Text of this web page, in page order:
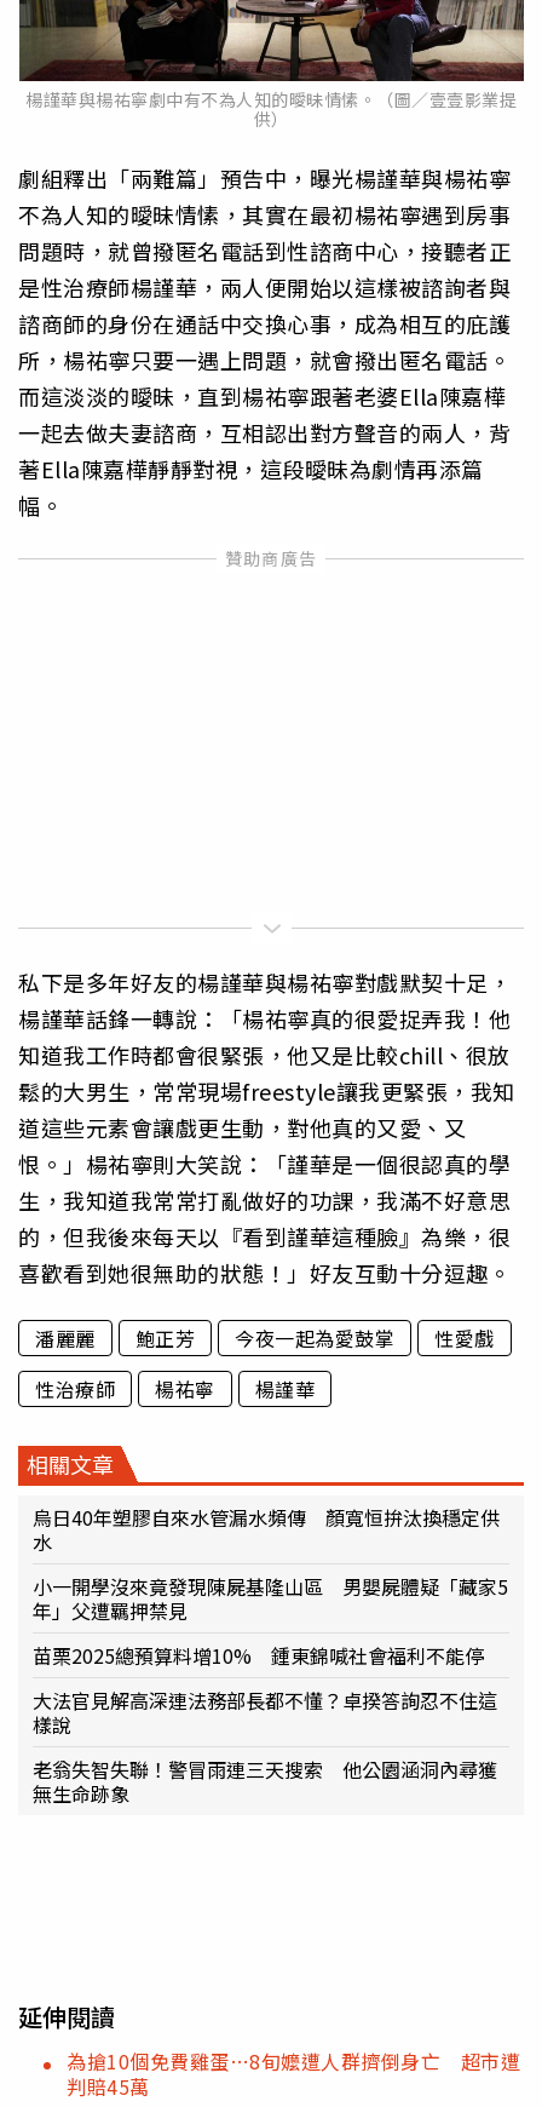
楊謹華與楊祐寧劇中有不為人知的曖昧情愫。（圖／壹壹影業提
供）
劇組釋出「兩難篇」預告中，曝光楊謹華與楊祐寧
不為人知的曖昧情愫，其實在最初楊祐寧遇到房事
問題時，就曾撥匿名電話到性諮商中心，接聽者正
是性治療師楊謹華，兩人便開始以這樣被諮詢者與
諮商師的身份在通話中交換心事，成為相互的庇護
所，楊祐寧只要一遇上問題，就會撥出匿名電話。
而這淡淡的曖昧，直到楊祐寧跟著老婆Ella陳嘉樺
一起去做夫妻諮商，互相認出對方聲音的兩人，背
著Ella陳嘉樺靜靜對視，這段曖昧為劇情再添篇
幅。
私下是多年好友的楊謹華與楊祐寧對戲默契十足，
楊謹華話鋒一轉說：「楊祐寧真的很愛捉弄我！他
知道我工作時都會很緊張，他又是比較chill、很放
鬆的大男生，常常現場freestyle讓我更緊張，我知
道這些元素會讓戲更生動，對他真的又愛、又
恨。」楊祐寧則大笑說：「謹華是一個很認真的學
生，我知道我常常打亂做好的功課，我滿不好意思
的，但我後來每天以『看到謹華這種臉』為樂，很
喜歡看到她很無助的狀態！」好友互動十分逗趣。
潘麗麗 鮑正芳 今夜一起為愛鼓掌
性愛戲
性治療師
楊祐寧 楊謹華
相關文章
烏日40年塑膠自來水管漏水頻傳 顏寬恒拚汰換穩定供
水
小一開學沒來竟發現陳屍基隆山區 男嬰屍體疑「藏家5
年」父遭羈押禁見
苗栗2025總預算料增10% 鍾東錦喊社會福利不能停
大法官見解高深連法務部長都不懂？卓揆答詢忍不住這
樣說
老翁失智失聯！警冒雨連三天搜索 他公園涵洞內尋獲
無生命跡象
延伸閱讀
為搶10個免費雞蛋…8旬嬤遭人群擠倒身亡 超市遭
判賠45萬